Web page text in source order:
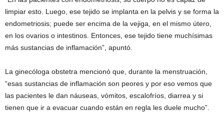
limpiar esto. Luego, ese tejido se implanta en la pelvis y se forma la
endometriosis; puede ser encima de la vejiga, en el mismo útero,
en los ovarios o intestinos. Entonces, ese tejido tiene muchísimas
más sustancias de inflamación”, apuntó.
La ginecóloga obstetra mencionó que, durante la menstruación,
“esas sustancias de inflamación son peores y por eso vemos que
las pacientes le dan náuseas, vómitos, escalofríos, diarrea y si
tienen que ir a evacuar cuando están en regla les duele mucho”.